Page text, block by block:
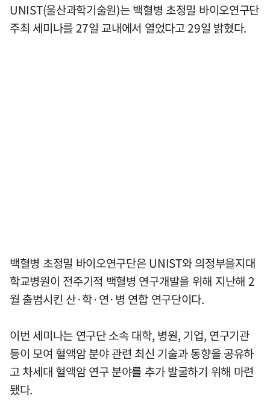
UNIST(울산과학기술원)는 백혈병 초정밀 바이오연구단
주최 세미나를 27일 교내에서 열었다고 29일 밝혔다.
백혈병 초정밀 바이오연구단은 UNIST와 의정부을지대
학교병원이 전주기적 백혈병 연구개발을 위해 지난해 2
월 출범시킨 산·학·연·병 연합 연구단이다.
이번 세미나는 연구단 소속 대학, 병원, 기업, 연구기관
등이 모여 혈액암 분야 관련 최신 기술과 동향을 공유하
고 차세대 혈액암 연구 분야를 추가 발굴하기 위해 마련
됐다.